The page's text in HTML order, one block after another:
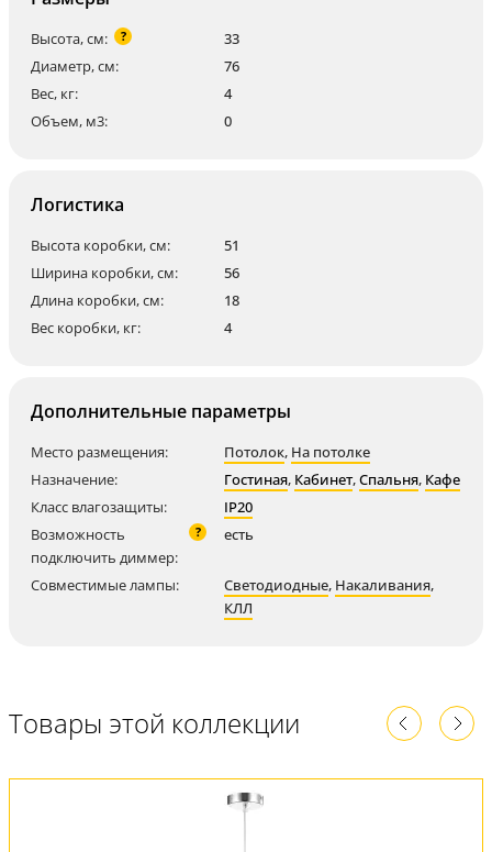
Высота, см: ?
33
Диаметр, см:
76
Вес, кг:
4
Объем, м3:
0
Логистика
Высота коробки, см:
51
Ширина коробки, см:
56
Длина коробки, см:
18
Вес коробки, кг:
4
Дополнительные параметры
Место размещения: Потолок, На потолке
Назначение:
Гостиная, Кабинет,Спальня, Кафе
Класс влагозащиты:
IP20
Возможность
подключить диммер:
? есть
Совместимые лампы: Светодиодные, Накаливания,
КЛЛ
Товары этой коллекции